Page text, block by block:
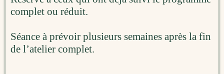
complet ou réduit.
Séance à prévoir plusieurs semaines après la fin
de l’atelier complet.